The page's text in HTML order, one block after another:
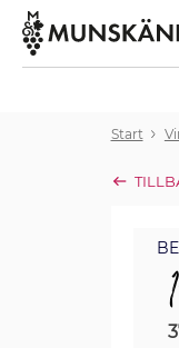
Start